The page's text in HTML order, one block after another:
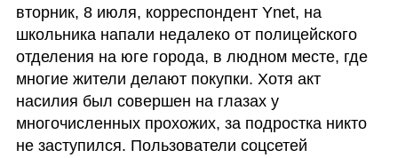
вторник, 8 июля, корреспондент Ynet, на
школьника напали недалеко от полицейского
отделения на юге города, в людном месте, где
многие жители делают покупки. Хотя акт
насилия был совершен на глазах у
многочисленных прохожих, за подростка никто
не заступился. Пользователи соцсетей